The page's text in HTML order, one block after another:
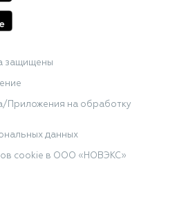
защищены
Приложения на обработку
данных
cookie в ООО «НОВЭКС»